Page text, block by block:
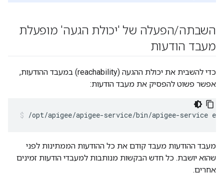
השבתה/הפעלה של 'יכולת הגעה' מופעלת
מעבד הודעות
כדי להשבית את יכולת ההגעה (reachability) במעבד ההודעות,
אפשר פשוט להפסיק את מעבד הודעות:
/opt/apigee/apigee-service/bin/apigee-service
מעבד ההודעות מעבד קודם את כל ההודעות הממתינות לפני
שהוא יושבת. כל חדש הבקשות מנותבות למעבדי הודעות זמינים
אחרים.